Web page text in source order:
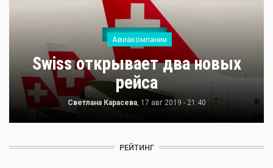
Авиакомпании
Swiss открывает два новых
рейса
Светлана Карасева, 17 авг 2019 - 21:40
РЕЙТИНГ